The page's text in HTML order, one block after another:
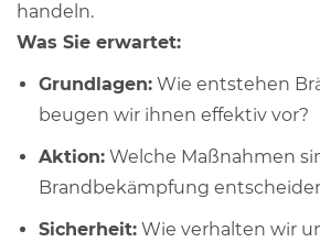
handeln.
Was Sie erwartet:
Grundlagen: Wie entstehen
beugen wir ihnen effektiv vor?
Aktion: Welche Maßnahmen
Brandbekämpfung
Sicherheit: Wie verhalten wir